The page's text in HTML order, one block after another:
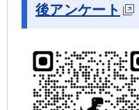
後アンケート